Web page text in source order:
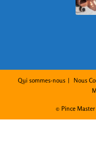
Qui sommes-nous Nous
© Pince Master